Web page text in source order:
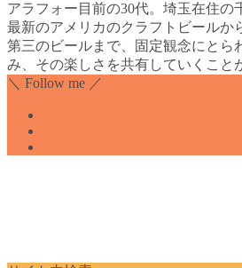
アラフォー目前の30代。埼玉在住の
最新のアメリカのクラフトビールか
第三のビールまで、固定観念にとら
み、その楽しさを共有していくこと
＼ Follow me ／